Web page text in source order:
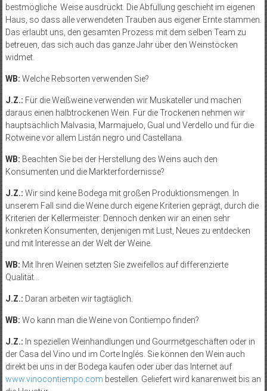
bestmögliche Weise ausdrückt. Die Abfüllung geschieht im eigenen
Haus, so dass alle verwendeten Trauben aus eigener Ernte stammen.
Das erlaubt uns, den gesamten Prozess mit dem selben Team zu
betreuen, das sich auch das ganze Jahr über den Weinstöcken
widmet.
WB: Welche Rebsorten verwenden Sie?
J.Z.: Für die Weißweine verwenden wir Muskateller und machen
daraus einen halbtrockenen Wein. Für die Tro­ckenen nehmen wir
haupt­sächlich Malvasia, Marmajuelo, Gual und Verdello und für die
Rotweine vor allem Listán negro und Castellana.
WB: Beachten Sie bei der Herstellung des Weins auch den
Konsumenten und die Markterfordernisse?
J.Z.: Wir sind keine Bodega mit großen Produktionsmengen. In
unserem Fall sind die Weine durch eigene Kriterien geprägt, durch die
Kriterien der Kellermeister: Dennoch denken wir an einen sehr
konkreten Konsumenten, denjenigen mit Lust, Neues zu entdecken
und mit Interesse an der Welt der Weine.
WB: Mit Ihren Weinen setzten Sie zweifellos auf differenzierte
Qualität…
J.Z.: Daran arbeiten wir tagtäglich.
WB: Wo kann man die Weine von Contiempo finden?
J.Z.: In speziellen Weinhandlungen und Gourmetgeschäften oder in
der Casa del Vino und im Corte Inglés. Sie können den Wein auch
direkt bei uns in der Bodega kaufen oder über das Internet auf
www.vinocontiempo.com bestellen. Geliefert wird kanarenweit bis an